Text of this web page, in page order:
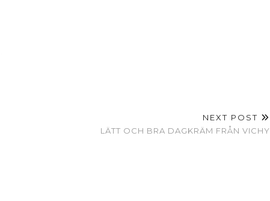
NEXT POST
LÄTT OCH BRA DAGKRÄM FRÅN VICHY